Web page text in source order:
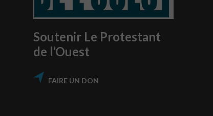
Soutenir Le Protestant
de l’Ouest
FAIRE UN DON